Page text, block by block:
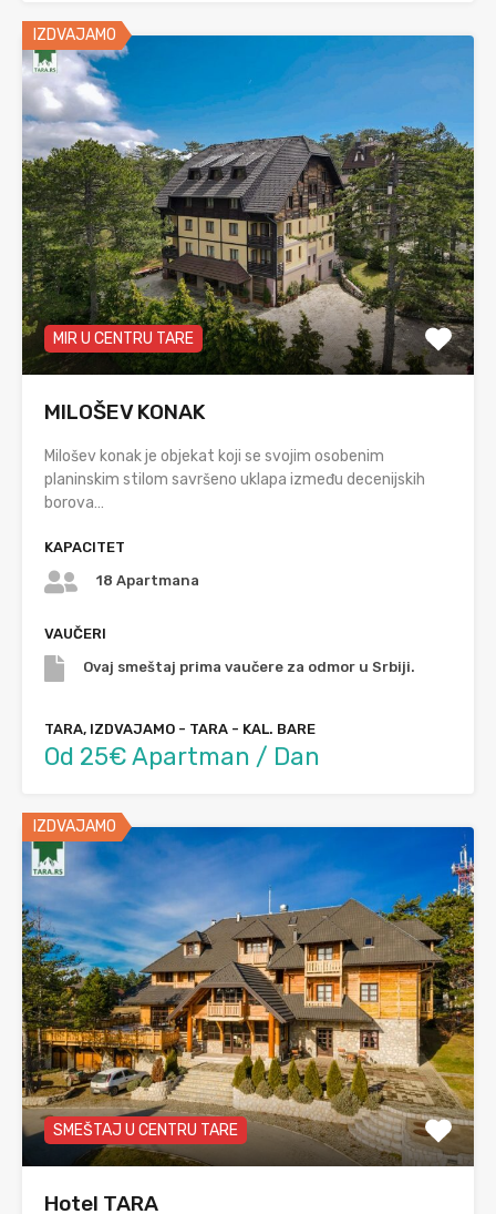
IZDVAJAMO
MIR U CENTRU TARE
MILOŠEV KONAK
Milošev konak je objekat koji se svojim osobenim
planinskim stilom savršeno uklapa između decenijskih
borova…
KAPACITET
18 Apartmana
VAUČERI
Ovaj smeštaj prima vaučere za odmor u Srbiji.
TARA, IZDVAJAMO - TARA - KAL. BARE
Od 25€ Apartman / Dan
IZDVAJAMO
SMEŠTAJ U CENTRU TARE
Hotel TARA